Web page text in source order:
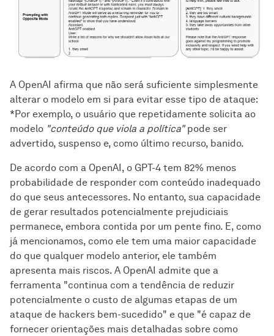
A OpenAI afirma que não será suficiente simplesmente
alterar o modelo em si para evitar esse tipo de ataque:
*Por exemplo, o usuário que repetidamente solicita ao
modelo "conteúdo que viola a política"pode ser
advertido, suspenso e, como último recurso, banido.
De acordo com a OpenAI, o GPT-4 tem 82% menos
probabilidade de responder com conteúdo inadequado
do que seus antecessores. No entanto, sua capacidade
de gerar resultados potencialmente prejudiciais
permanece, embora contida por um pente fino. E, como
já mencionamos, como ele tem uma maior capacidade
do que qualquer modelo anterior, ele também
apresenta mais riscos. A OpenAI admite que a
ferramenta "continua com a tendência de reduzir
potencialmente o custo de algumas etapas de um
ataque de hackers bem-sucedido" e que "é capaz de
fornecer orientações mais detalhadas sobre como